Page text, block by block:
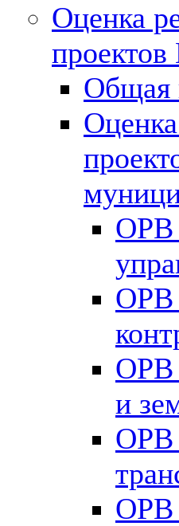
Оценка
Общая
ОРВ
ОРВ
ОРВ
и
ОРВ
ОРВ